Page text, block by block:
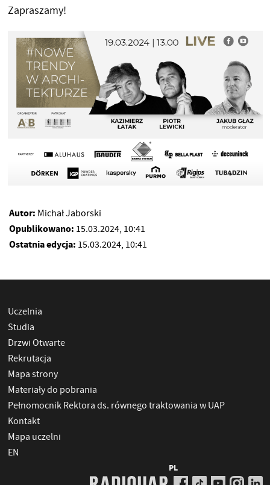
Zapraszamy!
Autor: Michał Jaborski
Opublikowano: 15.03.2024, 10:41
Ostatnia edycja: 15.03.2024, 10:41
Uczelnia
Studia
Drzwi Otwarte
Rekrutacja
Mapa strony
Materiały do pobrania
Pełnomocnik Rektora ds. równego traktowania w UAP
Kontakt
Mapa uczelni
EN
PL